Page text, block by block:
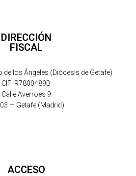
DIRECCIÓN
FISCAL
de los Ángeles (Diócesis de Getafe)
CIF: R7800489B
Calle Averroes 9
— Getafe (Madrid)
ACCESO